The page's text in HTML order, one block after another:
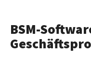
BSM-